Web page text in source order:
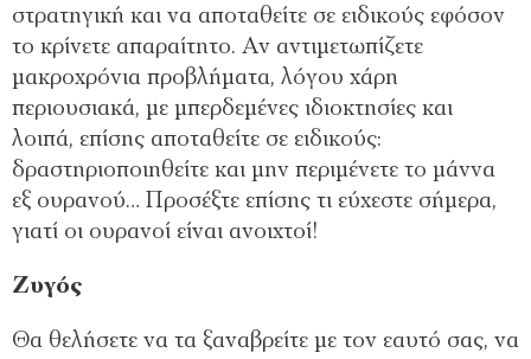
στρατηγική και να αποταθείτε σε ειδικούς εφόσον
το κρίνετε απαραίτητο. Αν αντιμετωπίζετε
μακροχρόνια προβλήματα, λόγου χάρη
περιουσιακά, με μπερδεμένες ιδιοκτησίες και
λοιπά, επίσης αποταθείτε σε ειδικούς:
δραστηριοποιηθείτε και μην περιμένετε το μάννα
εξ ουρανού… Προσέξτε επίσης τι εύχεστε σήμερα,
γιατί οι ουρανοί είναι ανοιχτοί!
Ζυγός
Θα θελήσετε να τα ξαναβρείτε με τον εαυτό σας, να